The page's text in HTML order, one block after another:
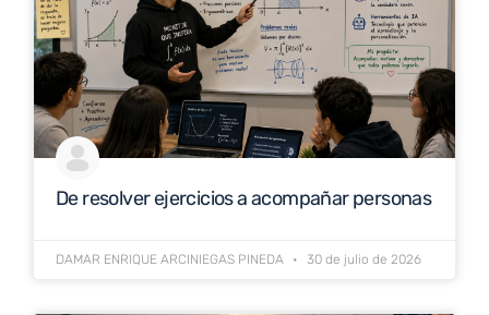
De resolver ejercicios a acompañar personas
DAMAR ENRIQUE ARCINIEGAS PINEDA 30 de julio de 2026